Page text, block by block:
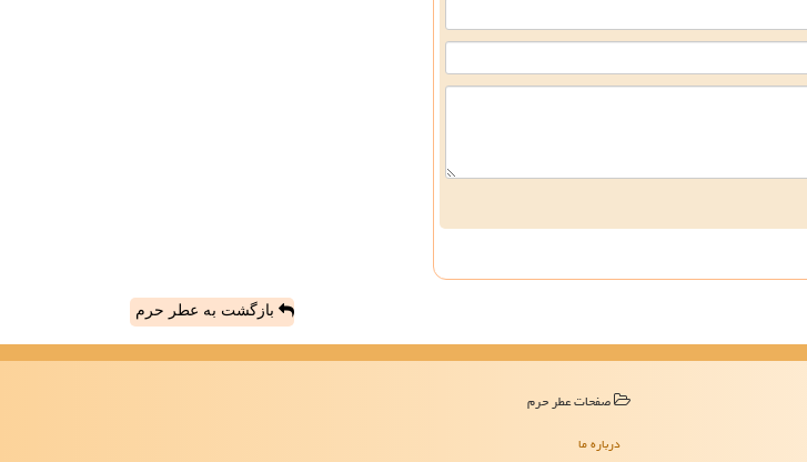
بازگشت به عطر حرم
صفحات عطر حرم
درباره ما